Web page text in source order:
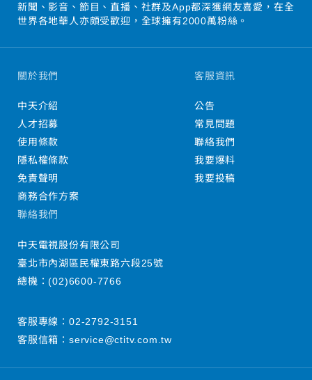
新聞、影音、節目、直播、社群及App都深獲網友喜愛，在全
世界各地華人亦頗受歡迎，全球擁有2000萬粉絲。
關於我們
中天介紹
人才招募
使用條款
隱私權條款
免責聲明
商務合作方案
客服資訊
公告
常見問題
聯絡我們
我要爆料
我要投稿
聯絡我們
中天電視股份有限公司
臺北市內湖區民權東路六段25號
總機：(02)6600-7766
客服專線： 02-2792-3151
客服信箱： service@ctitv.com.tw